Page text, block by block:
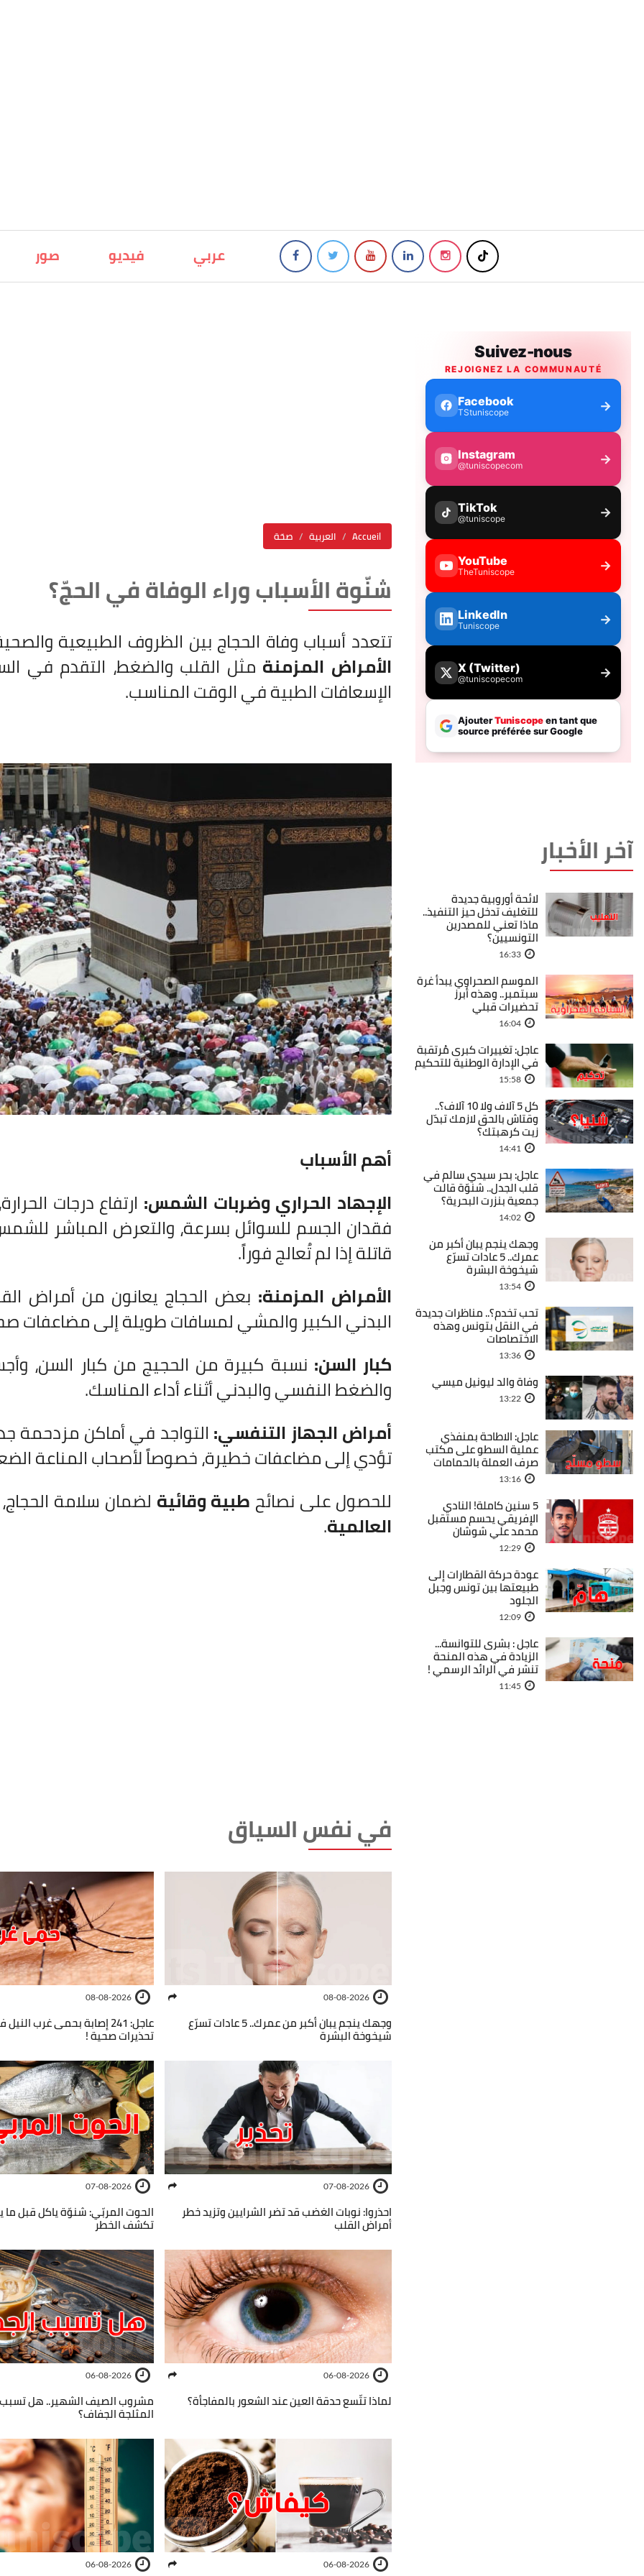
صور فيديو عربي
صحّة العربية Accueil
شنّوة الأسباب وراء الوفاة في الحجّ؟
تتعدد أسباب وفاة الحجاج بين الظروف الطبيعية
الأمراض المزمنة مثل القلب والضغط، التقدم في
الإسعافات الطبية في الوقت المناسب.
أهم الأسباب
الإجهاد الحراري وضربات الشمس: ارتفاع درجات
فقدان الجسم للسوائل بسرعة، والتعرض المباشر
قاتلة إذا لم تُعالج فوراً.
الأمراض المزمنة: بعض الحجاج يعانون من أمراض
البدني الكبير والمشي لمسافات طويلة إلى مضاعفات
كبار السن: نسبة كبيرة من الحجيج من كبار السن،
والضغط النفسي والبدني أثناء أداء المناسك.
أمراض الجهاز التنفسي: التواجد في أماكن مزدحمة
تؤدي إلى مضاعفات خطيرة، خصوصاً لأصحاب المناعة
للحصول على نصائح طبية وقائية لضمان سلامة
العالمية.
في نفس السياق
08-08-2026
وجهك ينجم يبان أكبر من عمرك.. 5 عادات تسرّع
شيخوخة البشرة
08-08-2026
عاجل: 241 إصابة بحمى غرب
تحذيرات صحية !
07-08-2026
احذروا: نوبات الغضب قد تضر الشرايين وتزيد خطر
أمراض القلب
07-08-2026
الحوت المربّي: شنوّة ياكل قبل
تكشف الخطر
06-08-2026
لماذا تتّسع حدقة العين عند الشعور بالمفاجأة؟
06-08-2026
مشروب الصيف الشهير.. هل
المثلجة الجفاف؟
06-08-2026
06-08-2026
آخر الأخبار
لائحة أوروبية جديدة
للتغليف تدخل حيز التنفيذ..
ماذا تعني للمصدرين
التونسيين؟
16:33
الموسم الصحراوي يبدأ غرة
سبتمبر.. وهذه أبرز
تحضيرات قبلي
16:04
عاجل: تغييرات كبرى مُرتقبة
في الإدارة الوطنية للتحكيم
15:58
كل 5 آلاف ولا 10 آلاف؟..
وقتاش بالحق لازمك تبدّل
زيت كرهبتك؟
14:41
عاجل: بحر سيدي سالم في
قلب الجدل.. شنوّة قالت
جمعية بنزرت البحرية؟
14:02
وجهك ينجم يبان أكبر من
عمرك.. 5 عادات تسرّع
شيخوخة البشرة
13:54
تحب تخدم؟.. مناظرات جديدة
في النقل بتونس وهذه
الاختصاصات
13:36
وفاة والد ليونيل ميسي
13:22
عاجل: الاطاحة بمنفذي
عملية السطو على مكتب
صرف العملة بالحمامات
13:16
5 سنين كاملة! النادي
الإفريقي يحسم مستقبل
محمد علي شوشان
12:29
عودة حركة القطارات إلى
طبيعتها بين تونس وجبل
الجلود
12:09
عاجل : بشرى للتوانسة...
الزيادة في هذه المنحة
تنشر في الرائد الرسمي !
11:45